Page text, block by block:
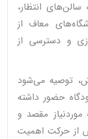
انتظار،
معاف از
و دسترسی از
توصیه می‌شود
حضور داشته
موردنیاز مقصد و
از حرکت اهمیت